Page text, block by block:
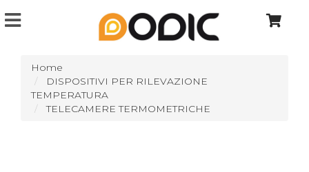
Home
DISPOSITIVI PER RILEVAZIONE
TEMPERATURA
TELECAMERE TERMOMETRICHE